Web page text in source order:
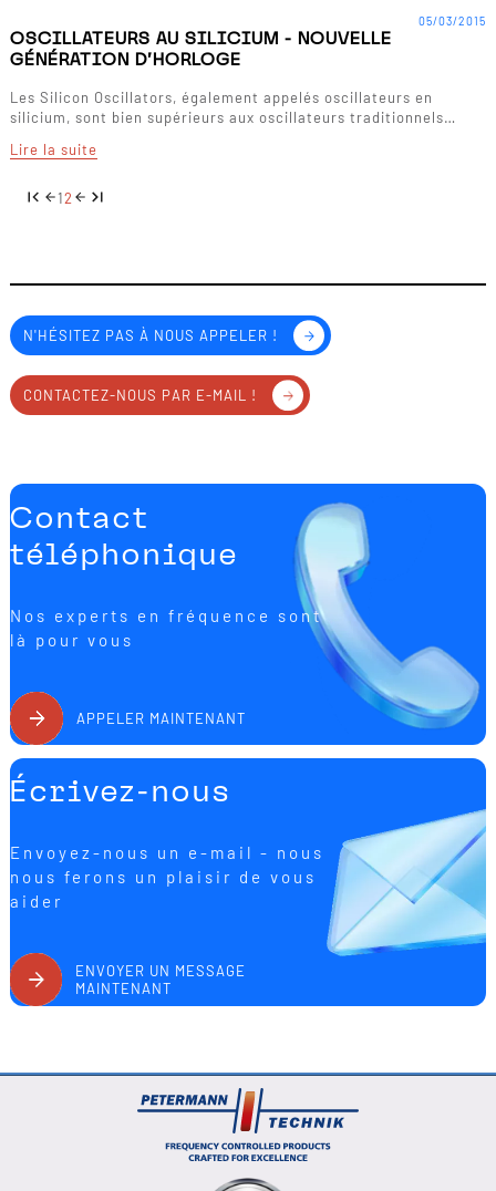
OSCILLATEURS AU SILICIUM - NOUVELLE
GÉNÉRATION D'HORLOGE
Les Silicon Oscillators, également appelés oscillateurs en
silicium, sont bien supérieurs aux oscillateurs traditionnels…
Lire la suite
05/03/2015
12
N'HÉSITEZ PAS À NOUS APPELER !
CONTACTEZ-NOUS PAR E-MAIL !
Contact
téléphonique
Nos experts en fréquence sont
là pour vous
APPELER MAINTENANT
Écrivez-nous
Envoyez-nous un e-mail - nous
nous ferons un plaisir de vous
aider
ENVOYER UN MESSAGE
MAINTENANT